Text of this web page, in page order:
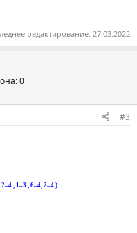
редактирование: 27.03.2022
0
#3
, 1–3 , 6–4, 2–4 )